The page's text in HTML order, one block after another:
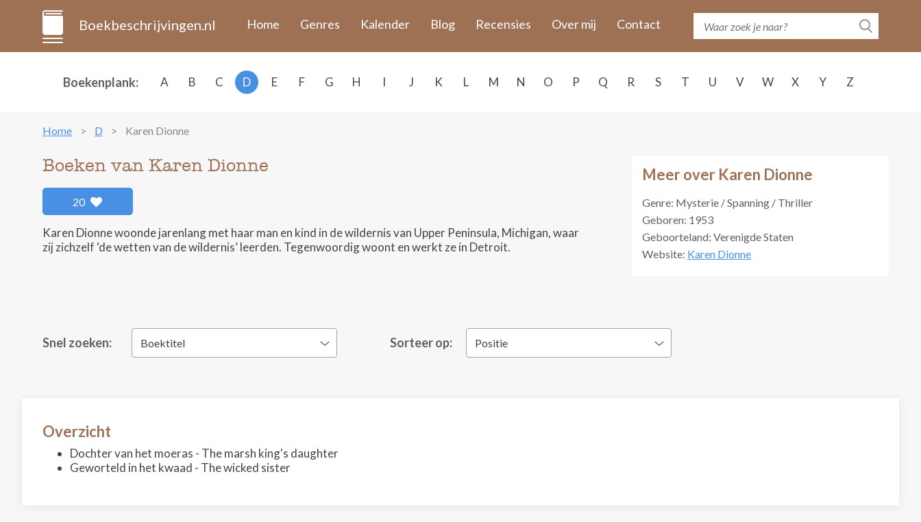
Boekbeschrijvingen.nl Home Genres Kalender Blog Recensies Over mij Contact
Boekenplank: A B C D E F G H I J K L M N O P Q R S T U V W X Y Z
Home D Karen Dionne
Meer over Karen Dionne
Genre: Mysterie / Spanning / Thriller
Geboren: 1953
Geboorteland: Verenigde Staten
Website: Karen Dionne
Boeken van Karen Dionne
20
Karen Dionne woonde jarenlang met haar man en kind in de wildernis van Upper Peninsula, Michigan, waar
zij zichzelf ‘de wetten van de wildernis’ leerden. Tegenwoordig woont en werkt ze in Detroit.
Snel zoeken: Boektitel Sorteer op: Positie
Overzicht
Dochter van het moeras - The marsh king's daughter
Geworteld in het kwaad - The wicked sister